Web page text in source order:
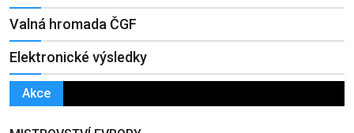
Valná hromada ČGF
Elektronické výsledky
Akce